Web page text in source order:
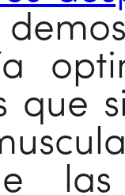
que
las